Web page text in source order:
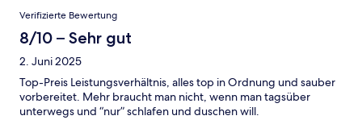
Verifizierte Bewertung
8/10 – Sehr gut
2. Juni 2025
Top-Preis Leistungsverhältnis, alles top in Ordnung und sauber
vorbereitet. Mehr braucht man nicht, wenn man tagsüber
unterwegs und “nur” schlafen und duschen will.